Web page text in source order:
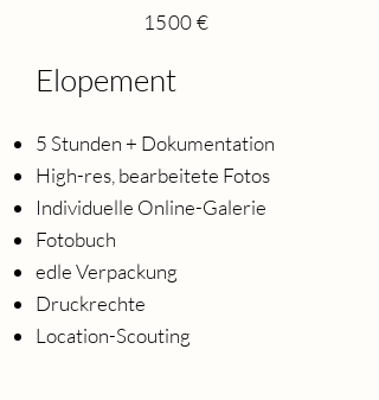
1500 €
Elopement
5 Stunden + Dokumentation
High-res, bearbeitete Fotos
Individuelle Online-Galerie
Fotobuch
edle Verpackung
Druckrechte
Location-Scouting